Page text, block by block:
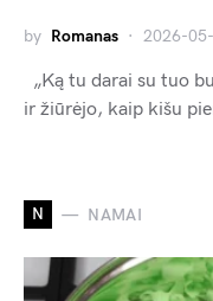
by Romanas 2026-
„Ką tu darai su tuo
ir žiūrėjo, kaip kišu
N NAMAI